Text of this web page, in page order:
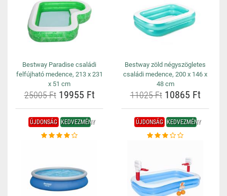
Bestway Paradise családi
felfújható medence, 213 x 231
x 51 cm
25005 Ft19955 Ft
Bestway zöld négyszögletes
családi medence, 200 x 146 x
48 cm
11025 Ft10865 Ft
ÚJDONSÁG KEDVEZMÉNY ÚJDONSÁG KEDVEZMÉNY